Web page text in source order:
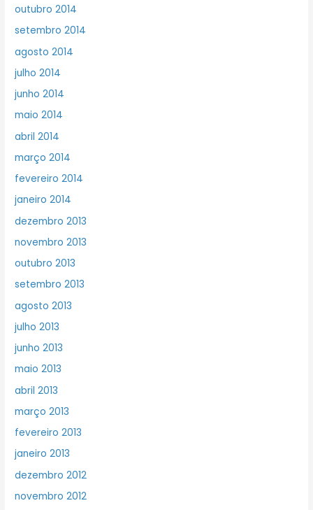
outubro 2014
setembro 2014
agosto 2014
julho 2014
junho 2014
maio 2014
abril 2014
março 2014
fevereiro 2014
janeiro 2014
dezembro 2013
novembro 2013
outubro 2013
setembro 2013
agosto 2013
julho 2013
junho 2013
maio 2013
abril 2013
março 2013
fevereiro 2013
janeiro 2013
dezembro 2012
novembro 2012